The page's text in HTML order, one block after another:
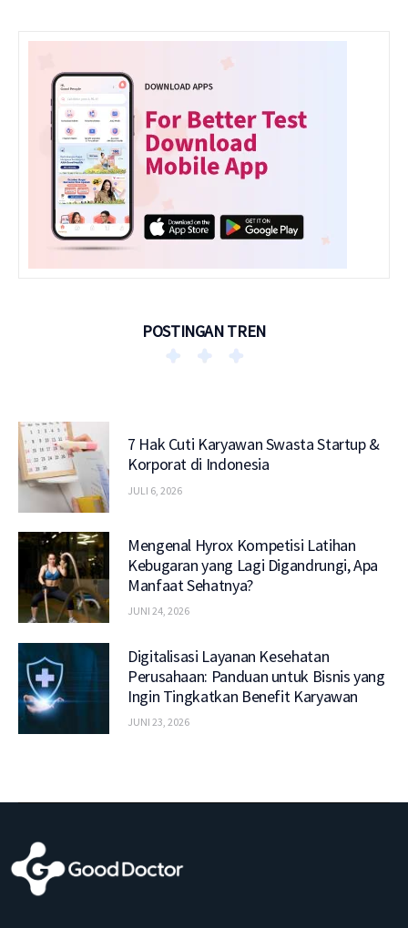
POSTINGAN TREN
7 Hak Cuti Karyawan Swasta Startup &
Korporat di Indonesia
JULI 6, 2026
Mengenal Hyrox Kompetisi Latihan
Kebugaran yang Lagi Digandrungi, Apa
Manfaat Sehatnya?
JUNI 24, 2026
Digitalisasi Layanan Kesehatan
Perusahaan: Panduan untuk Bisnis yang
Ingin Tingkatkan Benefit Karyawan
JUNI 23, 2026